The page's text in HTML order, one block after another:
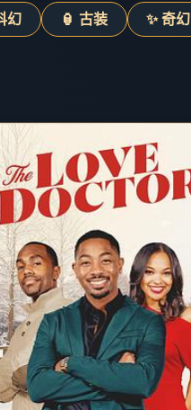
幻 🏮 古装 ✨ 奇幻